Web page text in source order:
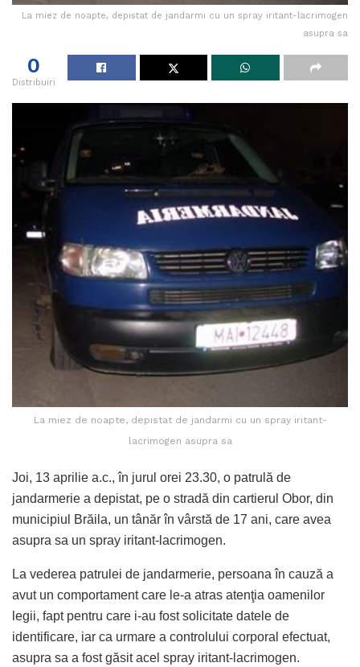
La miez de noapte, depistat de jandarmi cu un spray iritant-lacrimogen
asupra sa
0
Distribuiri
La miez de noapte, depistat de jandarmi cu un spray iritant-
lacrimogen asupra sa
Joi, 13 aprilie a.c., în jurul orei 23.30, o patrulă de
jandarmerie a depistat, pe o stradă din cartierul Obor, din
municipiul Brăila, un tânăr în vârstă de 17 ani, care avea
asupra sa un spray iritant-lacrimogen.
La vederea patrulei de jandarmerie, persoana în cauză a
avut un comportament care le-a atras atenţia oamenilor
legii, fapt pentru care i-au fost solicitate datele de
identificare, iar ca urmare a controlului corporal efectuat,
asupra sa a fost găsit acel spray iritant-lacrimogen.